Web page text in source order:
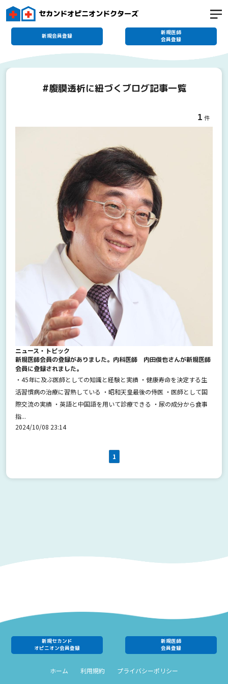
セカンドオピニオンドクターズ
新規会員登録
新規医師
会員登録
#腹膜透析に紐づくブログ記事一覧
1 件
ニュース・トピック
新規医師会員の登録がありました。内科医師 内田俊也さんが新規医師
会員に登録されました。
・45年に及ぶ医師としての知識と経験と実績 ・健康寿命を決定する生
活習慣病の治療に習熟している ・昭和天皇最後の侍医 ・医師として国
際交流の実績 ・英語と中国語を用いて診療できる ・尿の成分から食事
指...
2024/10/08 23:14
1
新規セカンド
オピニオン会員登録
新規医師
会員登録
ホーム 利用規約 プライバシーポリシー